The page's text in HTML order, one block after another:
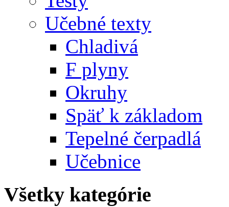
Učebné texty
Chladivá
F plyny
Okruhy
Späť k základom
Tepelné čerpadlá
Učebnice
Všetky kategórie